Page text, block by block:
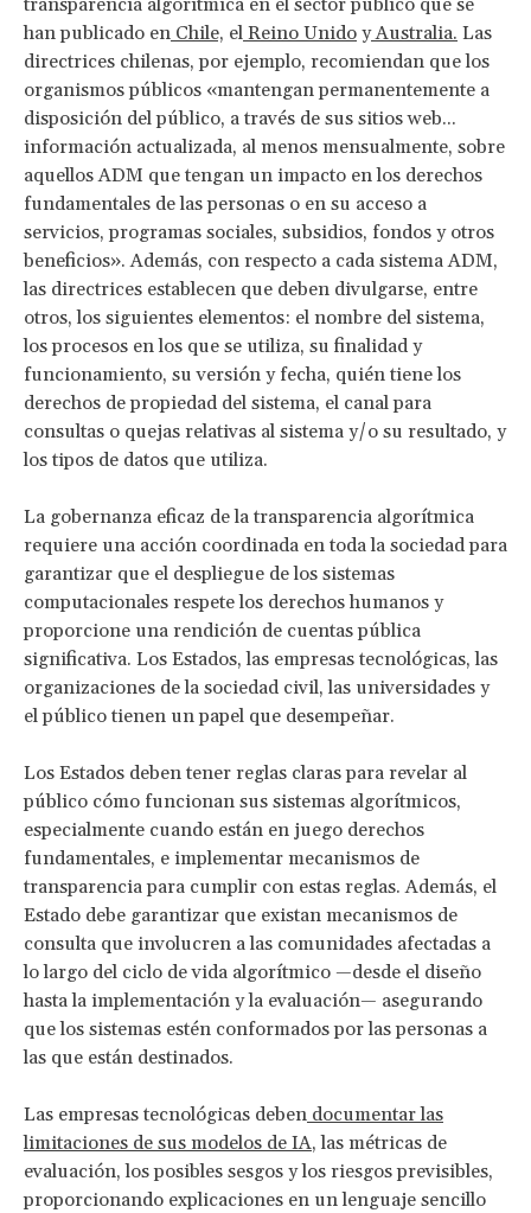
han publicado en Chile, el Reino Unido yAustralia. Las
directrices chilenas, por ejemplo, recomiendan que los
organismos públicos «mantengan permanentemente a
disposición del público, a través de sus sitios web...
información actualizada, al menos mensualmente, sobre
aquellos ADM que tengan un impacto en los derechos
fundamentales de las personas o en su acceso a
servicios, programas sociales, subsidios, fondos y otros
beneficios». Además, con respecto a cada sistema ADM,
las directrices establecen que deben divulgarse, entre
otros, los siguientes elementos: el nombre del sistema,
los procesos en los que se utiliza, su finalidad y
funcionamiento, su versión y fecha, quién tiene los
derechos de propiedad del sistema, el canal para
consultas o quejas relativas al sistema y/o su resultado, y
los tipos de datos que utiliza.
La gobernanza eficaz de la transparencia algorítmica
requiere una acción coordinada en toda la sociedad para
garantizar que el despliegue de los sistemas
computacionales respete los derechos humanos y
proporcione una rendición de cuentas pública
significativa. Los Estados, las empresas tecnológicas, las
organizaciones de la sociedad civil, las universidades y
el público tienen un papel que desempeñar.
Los Estados deben tener reglas claras para revelar al
público cómo funcionan sus sistemas algorítmicos,
especialmente cuando están en juego derechos
fundamentales, e implementar mecanismos de
transparencia para cumplir con estas reglas. Además, el
Estado debe garantizar que existan mecanismos de
consulta que involucren a las comunidades afectadas a
lo largo del ciclo de vida algorítmico —desde el diseño
hasta la implementación y la evaluación— asegurando
que los sistemas estén conformados por las personas a
las que están destinados.
Las empresas tecnológicas deben documentar las
limitaciones de sus modelos de IA, las métricas de
evaluación, los posibles sesgos y los riesgos previsibles,
proporcionando explicaciones en un lenguaje sencillo